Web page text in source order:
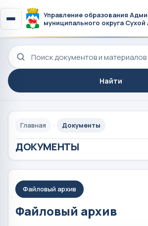
Управление образования
муниципального округа Сухой
Поиск по сайту
Найти
Главная Документы
ДОКУМЕНТЫ
Файловый архив
Файловый архив